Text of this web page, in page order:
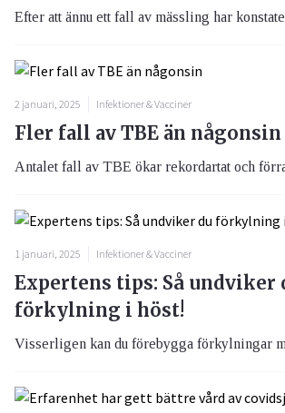
Efter att ännu ett fall av mässling har
2 januari, 2025 Infektioner & Vacciner
Fler fall av TBE än någonsin
Antalet fall av TBE ökar rekordartat och
1 januari, 2025 Infektioner & Vacciner
Expertens tips: Så undviker
förkylning i höst!
Visserligen kan du förebygga förkylningar